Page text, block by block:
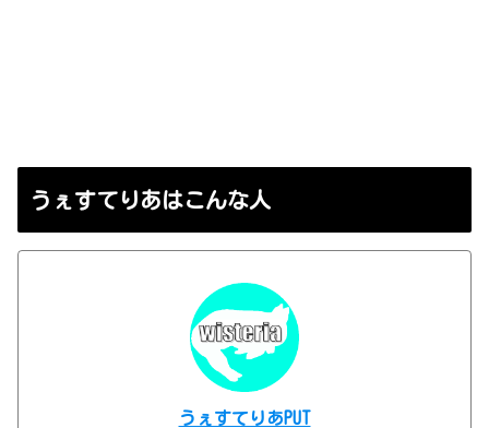
うぇすてりあはこんな人
うぇすてりあPUT